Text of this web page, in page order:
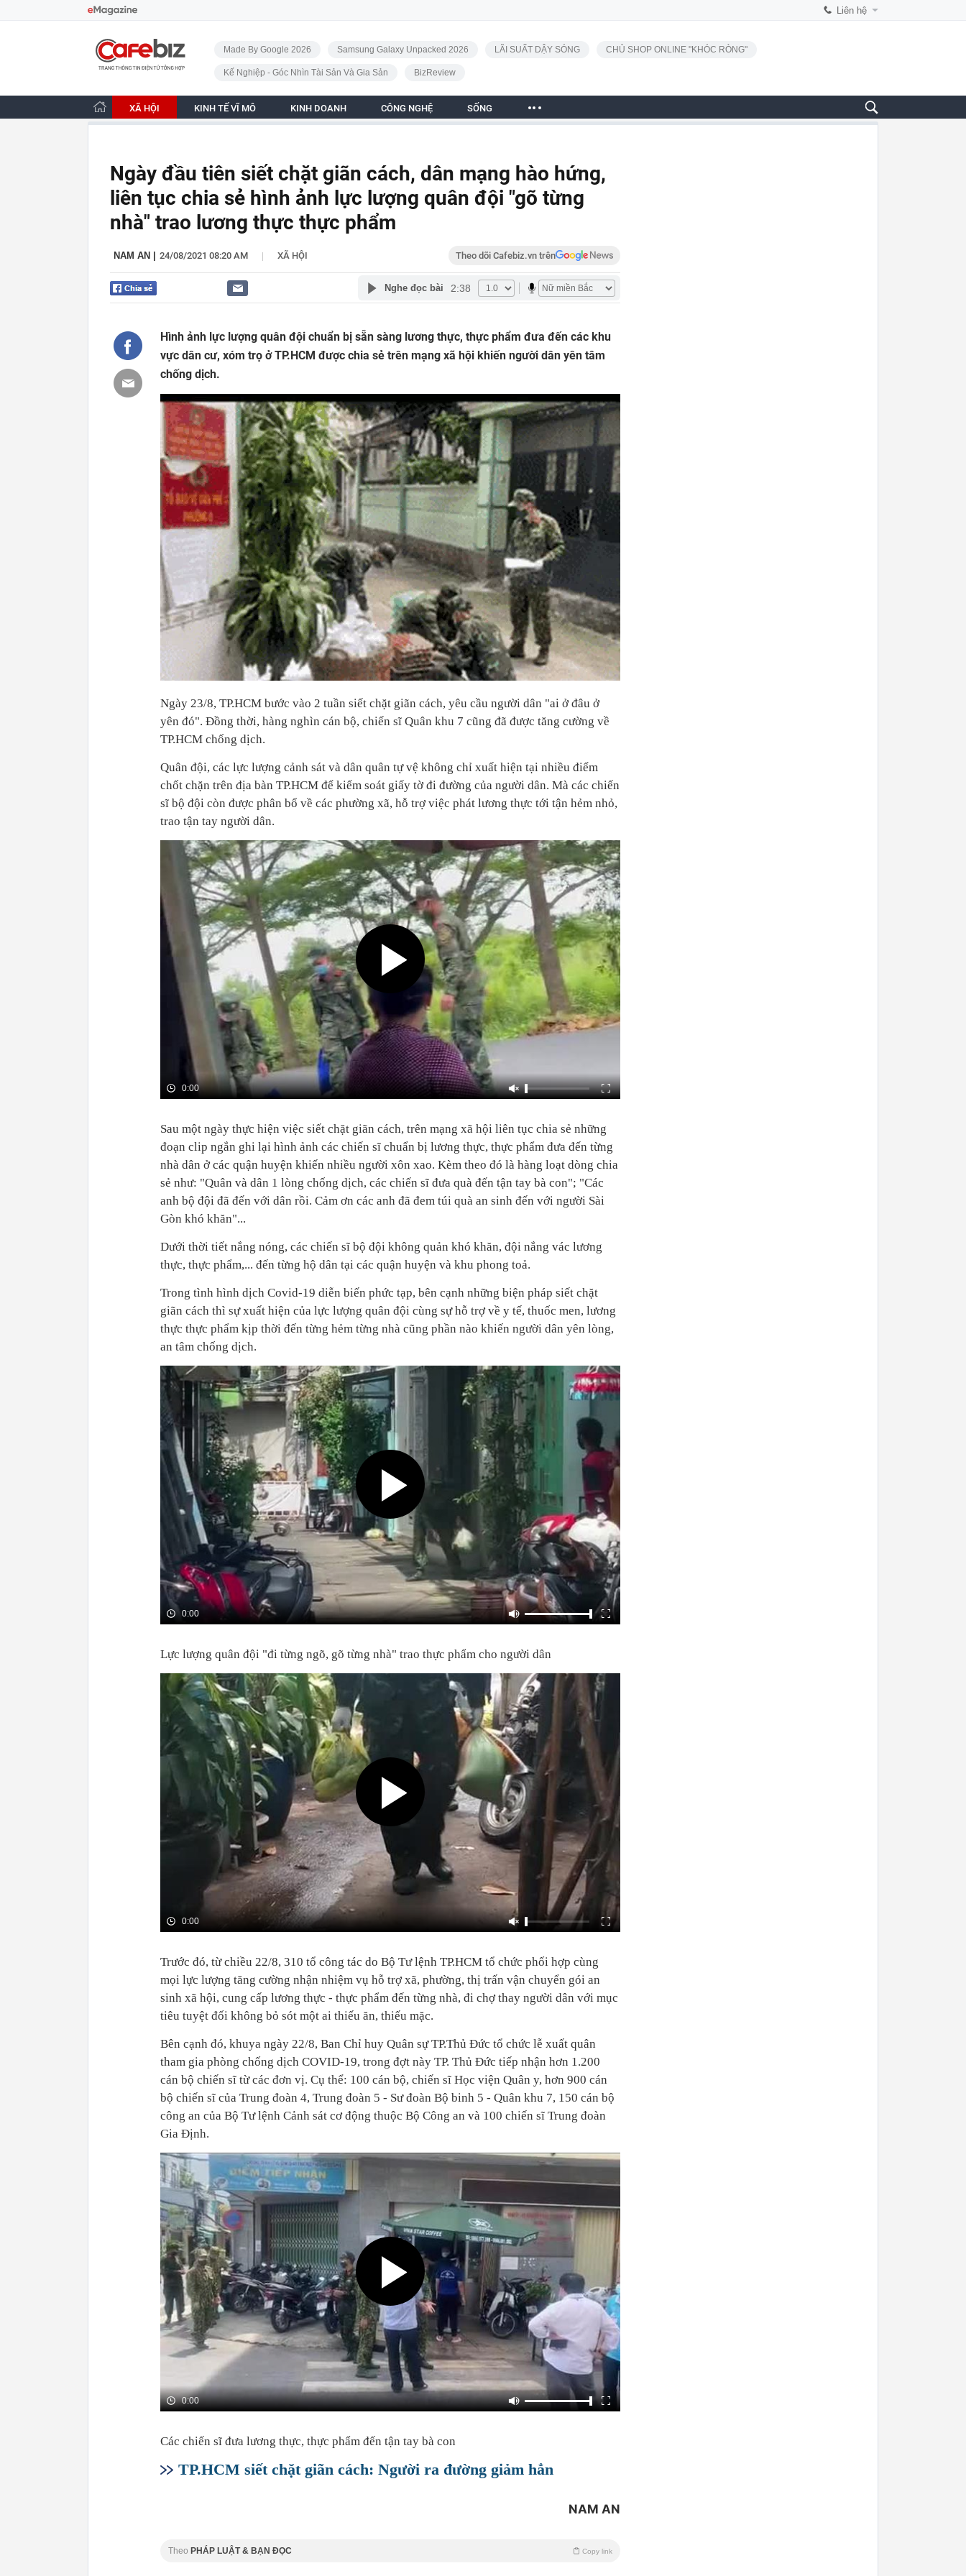
Liên hệ
CafeBiz - Trang chủ
Made By Google 2026 Samsung Galaxy Unpacked 2026 LÃI SUẤT DẬY SÓNG CHỦ SHOP ONLINE "KHÓC RÒNG"
Kế Nghiệp - Góc Nhìn Tài Sản Và Gia Sản BizReview
XÃ HỘI KINH TẾ VĨ MÔ KINH DOANH CÔNG NGHỆ SỐNG
Ngày đầu tiên siết chặt giãn cách, dân mạng hào hứng,
liên tục chia sẻ hình ảnh lực lượng quân đội "gõ từng
nhà" trao lương thực thực phẩm
NAM AN 24/08/2021 08:20 AM | XÃ HỘI Theo dõi Cafebiz.vn trên
Nghe đọc bài 2:38
Hình ảnh lực lượng quân đội chuẩn bị sẵn sàng lương thực, thực phẩm đưa đến các khu
vực dân cư, xóm trọ ở TP.HCM được chia sẻ trên mạng xã hội khiến người dân yên tâm
chống dịch.
Ngày 23/8, TP.HCM bước vào 2 tuần siết chặt giãn cách, yêu cầu người dân "ai ở đâu ở
yên đó". Đồng thời, hàng nghìn cán bộ, chiến sĩ Quân khu 7 cũng đã được tăng cường về
TP.HCM chống dịch.
Quân đội, các lực lượng cảnh sát và dân quân tự vệ không chỉ xuất hiện tại nhiều điểm
chốt chặn trên địa bàn TP.HCM để kiểm soát giấy tờ đi đường của người dân. Mà các chiến
sĩ bộ đội còn được phân bổ về các phường xã, hỗ trợ việc phát lương thực tới tận hẻm nhỏ,
trao tận tay người dân.
0:00
Sau một ngày thực hiện việc siết chặt giãn cách, trên mạng xã hội liên tục chia sẻ những
đoạn clip ngắn ghi lại hình ảnh các chiến sĩ chuẩn bị lương thực, thực phẩm đưa đến từng
nhà dân ở các quận huyện khiến nhiều người xôn xao. Kèm theo đó là hàng loạt dòng chia
sẻ như: "Quân và dân 1 lòng chống dịch, các chiến sĩ đưa quà đến tận tay bà con"; "Các
anh bộ đội đã đến với dân rồi. Cảm ơn các anh đã đem túi quà an sinh đến với người Sài
Gòn khó khăn"...
Dưới thời tiết nắng nóng, các chiến sĩ bộ đội không quản khó khăn, đội nắng vác lương
thực, thực phẩm,... đến từng hộ dân tại các quận huyện và khu phong toả.
Trong tình hình dịch Covid-19 diễn biến phức tạp, bên cạnh những biện pháp siết chặt
giãn cách thì sự xuất hiện của lực lượng quân đội cùng sự hỗ trợ về y tế, thuốc men, lương
thực thực phẩm kịp thời đến từng hẻm từng nhà cũng phần nào khiến người dân yên lòng,
an tâm chống dịch.
0:00
Lực lượng quân đội "đi từng ngõ, gõ từng nhà" trao thực phẩm cho người dân
0:00
Trước đó, từ chiều 22/8, 310 tổ công tác do Bộ Tư lệnh TP.HCM tổ chức phối hợp cùng
mọi lực lượng tăng cường nhận nhiệm vụ hỗ trợ xã, phường, thị trấn vận chuyển gói an
sinh xã hội, cung cấp lương thực - thực phẩm đến từng nhà, đi chợ thay người dân với mục
tiêu tuyệt đối không bỏ sót một ai thiếu ăn, thiếu mặc.
Bên cạnh đó, khuya ngày 22/8, Ban Chỉ huy Quân sự TP.Thủ Đức tổ chức lễ xuất quân
tham gia phòng chống dịch COVID-19, trong đợt này TP. Thủ Đức tiếp nhận hơn 1.200
cán bộ chiến sĩ từ các đơn vị. Cụ thể: 100 cán bộ, chiến sĩ Học viện Quân y, hơn 900 cán
bộ chiến sĩ của Trung đoàn 4, Trung đoàn 5 - Sư đoàn Bộ binh 5 - Quân khu 7, 150 cán bộ
công an của Bộ Tư lệnh Cảnh sát cơ động thuộc Bộ Công an và 100 chiến sĩ Trung đoàn
Gia Định.
0:00
Các chiến sĩ đưa lương thực, thực phẩm đến tận tay bà con
TP.HCM siết chặt giãn cách: Người ra đường giảm hẳn
NAM AN
Theo PHÁP LUẬT & BẠN ĐỌC Copy link